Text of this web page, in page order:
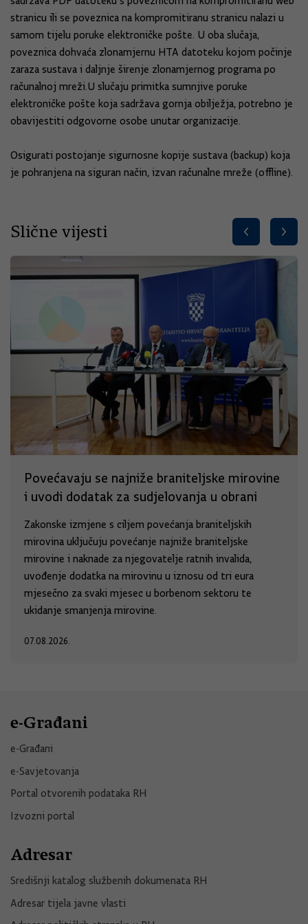
stranicu ili se poveznica na kompromitiranu stranicu nalazi u
samom tijelu poruke elektroničke pošte. U oba slučaja,
poveznica dohvaća zlonamjernu HTA datoteku kojom počinje
zaraza sustava i daljnje širenje zlonamjernog programa po
računalnoj mreži.U slučaju primitka sumnjive poruke
elektroničke pošte koja sadržava gornja obilježja, potrebno je
obavijestiti odgovorne osobe unutar organizacije.
Osigurati postojanje sigurnosne kopije sustava (backup) koja
je pohranjena na siguran način, izvan računalne mreže (offline).
Slične vijesti
Povećavaju se najniže braniteljske mirovine
i uvodi dodatak za sudjelovanja u obrani
Zakonske izmjene s ciljem povećanja braniteljskih
mirovina uključuju povećanje najniže braniteljske
mirovine i naknade za njegovatelje ratnih invalida,
uvođenje dodatka na mirovinu u iznosu od tri eura
mjesečno za svaki mjesec u borbenom sektoru te
ukidanje smanjenja mirovine.
07.08.2026.
e-Građani
e-Građani
e-Savjetovanja
Portal otvorenih podataka RH
Izvozni portal
Adresar
Središnji katalog službenih dokumenata RH
Adresar tijela javne vlasti